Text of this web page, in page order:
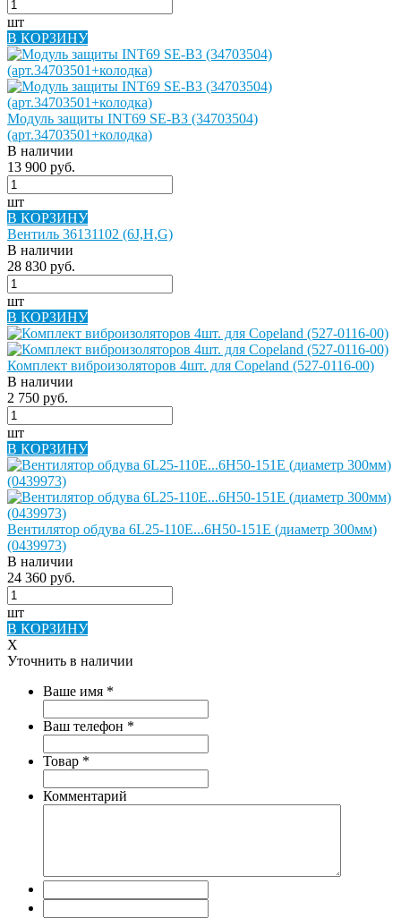
шт
В КОРЗИНУ
Модуль защиты INT69 SE-B3 (34703504)
(арт.34703501+колодка)
В наличии
13 900 руб.
шт
В КОРЗИНУ
Вентиль 36131102 (6J,H,G)
В наличии
28 830 руб.
шт
В КОРЗИНУ
Комплект виброизоляторов 4шт. для Copeland (527-0116-00)
В наличии
2 750 руб.
шт
В КОРЗИНУ
Вентилятор обдува 6L25-110E...6H50-151E (диаметр 300мм)
(0439973)
В наличии
24 360 руб.
шт
В КОРЗИНУ
X
Уточнить в наличии
Ваше имя *
Ваш телефон *
Товар *
Комментарий